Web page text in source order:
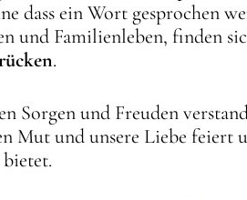
dass ein Wort gesprochen
und Familienleben, finden
.
Sorgen und Freuden
Mut und unsere Liebe feiert